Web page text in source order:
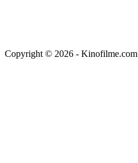
Copyright © 2026 - Kinofilme.com